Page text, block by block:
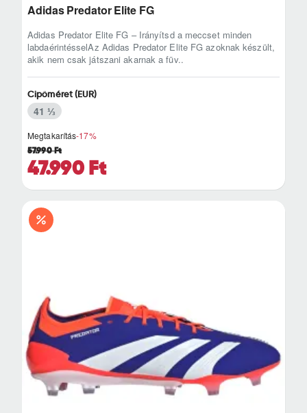
Adidas Predator Elite FG
Adidas Predator Elite FG – Irányítsd a meccset minden
labdaérintésselAz Adidas Predator Elite FG azoknak készült,
akik nem csak játszani akarnak a füv..
Megtakarítás-17%
47.990 Ft
57.990 Ft
Cipőméret (EUR)
41 ⅓